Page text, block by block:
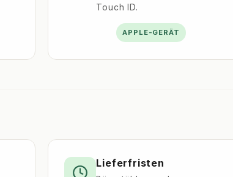
Touch ID.
APPLE-GERÄT
Lieferfristen